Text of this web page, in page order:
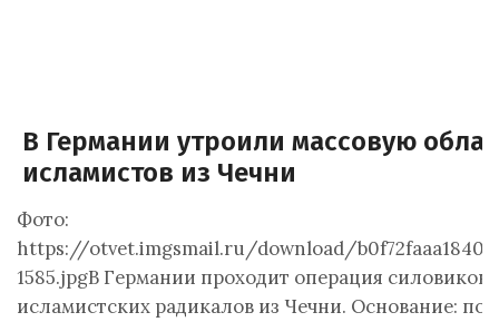
В Германии утроили массовую
исламистов из Чечни
Фото:
https://otvet.imgsmail.ru/download/
1585.jpgВ Германии проходит операция
исламистских радикалов из Чечни. Основание: